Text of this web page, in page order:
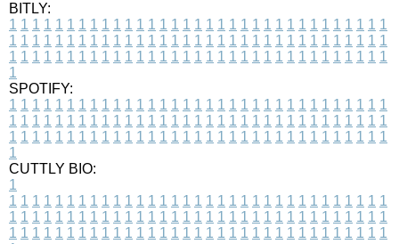
BITLY:
1 1 1 1 1 1 1 1 1 1 1 1 1 1 1 1 1 1 1 1 1 1 1 1 1 1 1 1 1 1 1 1 1
1 1 1 1 1 1 1 1 1 1 1 1 1 1 1 1 1 1 1 1 1 1 1 1 1 1 1 1 1 1 1 1 1
1 1 1 1 1 1 1 1 1 1 1 1 1 1 1 1 1 1 1 1 1 1 1 1 1 1 1 1 1 1 1 1 1
1
SPOTIFY:
1 1 1 1 1 1 1 1 1 1 1 1 1 1 1 1 1 1 1 1 1 1 1 1 1 1 1 1 1 1 1 1 1
1 1 1 1 1 1 1 1 1 1 1 1 1 1 1 1 1 1 1 1 1 1 1 1 1 1 1 1 1 1 1 1 1
1 1 1 1 1 1 1 1 1 1 1 1 1 1 1 1 1 1 1 1 1 1 1 1 1 1 1 1 1 1 1 1 1
1
CUTTLY BIO:
1
1 1 1 1 1 1 1 1 1 1 1 1 1 1 1 1 1 1 1 1 1 1 1 1 1 1 1 1 1 1 1 1 1
1 1 1 1 1 1 1 1 1 1 1 1 1 1 1 1 1 1 1 1 1 1 1 1 1 1 1 1 1 1 1 1 1
1 1 1 1 1 1 1 1 1 1 1 1 1 1 1 1 1 1 1 1 1 1 1 1 1 1 1 1 1 1 1 1 1